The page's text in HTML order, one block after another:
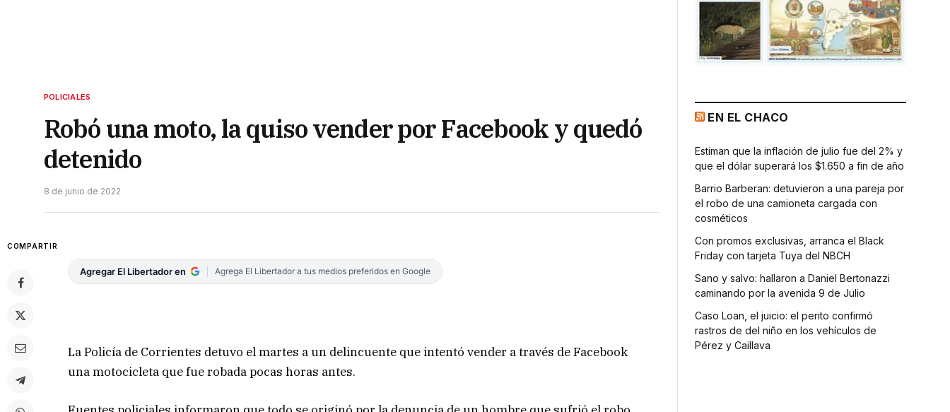
POLICIALES
Robó una moto, la quiso vender por Facebook y quedó
detenido
8 de junio de 2022
COMPARTIR
Agregar El Libertador en Agrega El Libertador a tus medios preferidos en Google
La Policía de Corrientes detuvo el martes a un delincuente que intentó vender a través de Facebook
una motocicleta que fue robada pocas horas antes.
EN EL CHACO
Estiman que la inflación de julio fue del 2% y
que el dólar superará los $1.650 a fin de año
Barrio Barberan: detuvieron a una pareja por
el robo de una camioneta cargada con
cosméticos
Con promos exclusivas, arranca el Black
Friday con tarjeta Tuya del NBCH
Sano y salvo: hallaron a Daniel Bertonazzi
caminando por la avenida 9 de Julio
Caso Loan, el juicio: el perito confirmó
rastros de del niño en los vehículos de
Pérez y Caillava